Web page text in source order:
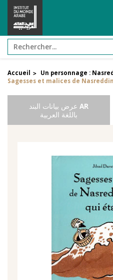
Accueil > Un personnage :
Sagesses et malices de
AR عرض بيانات البند
باللغة العربية